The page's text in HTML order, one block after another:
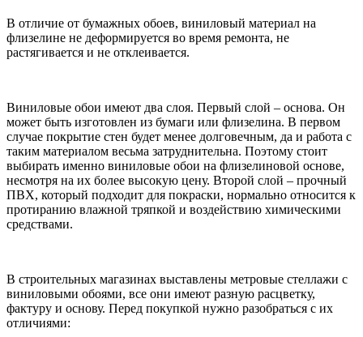
В отличие от бумажных обоев, виниловый материал на
флизелине не деформируется во время ремонта, не
растягивается и не отклеивается.
Виниловые обои имеют два слоя. Первый слой – основа. Он
может быть изготовлен из бумаги или флизелина. В первом
случае покрытие стен будет менее долговечным, да и работа с
таким материалом весьма затруднительна. Поэтому стоит
выбирать именно виниловые обои на флизелиновой основе,
несмотря на их более высокую цену. Второй слой – прочный
ПВХ, который подходит для покраски, нормально относится к
протиранию влажной тряпкой и воздействию химическими
средствами.
В строительных магазинах выставлены метровые стеллажи с
виниловыми обоями, все они имеют разную расцветку,
фактуру и основу. Перед покупкой нужно разобраться с их
отличиями: